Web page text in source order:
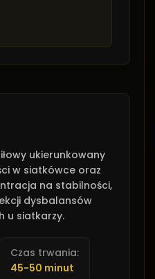
ukierunkowany
w siatkówce oraz
na stabilności,
dysbalansów
u siatkarzy.
Czas trwania:
45-50 minut